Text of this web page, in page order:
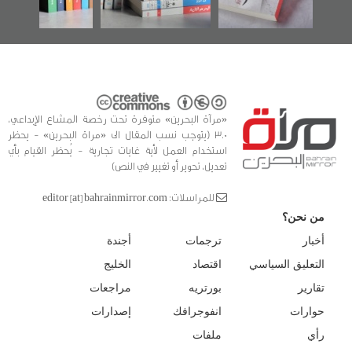
«مرآة البحرين» متوفرة تحت رخصة المشاع الإبداعي،
3.0 (يتوجب نسب المقال الى «مراة البحرين» - يحظر
استخدام العمل لأية غايات تجارية - يُحظر القيام بأي
تعديل، تحوير أو تغيير في النص)
للمراسلات: editor [at] bahrainmirror.com
من نحن؟
أخبار
التعليق السياسي
تقارير
حوارات
رأي
ترجمات
اقتصاد
بورتريه
انفوجرافك
ملفات
أجندة
الخليج
مراجعات
إصدارات